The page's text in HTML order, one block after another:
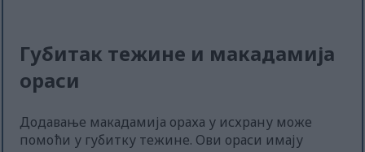
Губитак тежине и макадамија
ораси
Додавање макадамија ораха у исхрану може
помоћи у губитку тежине. Ови ораси имају